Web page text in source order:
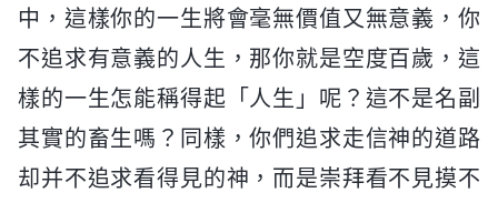
中，這樣你的一生將會毫無價值又無意義，你
不追求有意義的人生，那你就是空度百歲，這
樣的一生怎能稱得起「人生」呢？這不是名副
其實的畜生嗎？同樣，你們追求走信神的道路
却并不追求看得見的神，而是崇拜看不見摸不